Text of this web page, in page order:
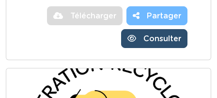
Télécharger Partager
Consulter